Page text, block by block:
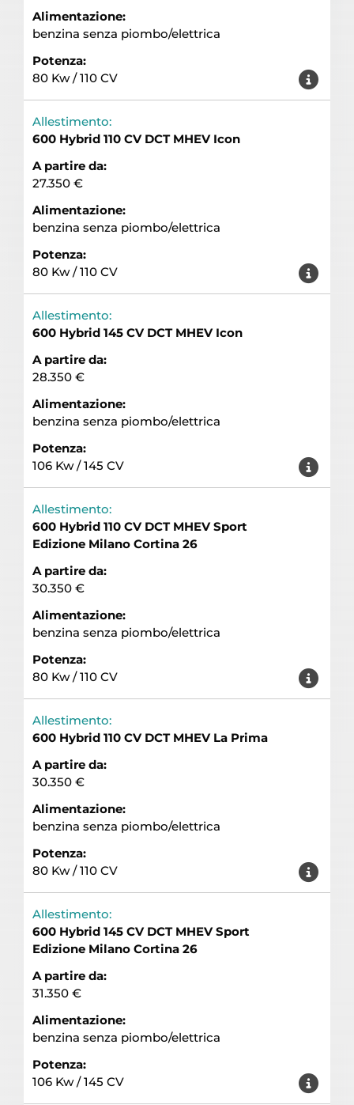
Alimentazione:
benzina senza piombo/elettrica
Potenza:
80 Kw / 110 CV
Allestimento:
600 Hybrid 110 CV DCT MHEV Icon
A partire da:
27.350 €
Alimentazione:
benzina senza piombo/elettrica
Potenza:
80 Kw / 110 CV
Allestimento:
600 Hybrid 145 CV DCT MHEV Icon
A partire da:
28.350 €
Alimentazione:
benzina senza piombo/elettrica
Potenza:
106 Kw / 145 CV
Allestimento:
600 Hybrid 110 CV DCT MHEV Sport
Edizione Milano Cortina 26
A partire da:
30.350 €
Alimentazione:
benzina senza piombo/elettrica
Potenza:
80 Kw / 110 CV
Allestimento:
600 Hybrid 110 CV DCT MHEV La Prima
A partire da:
30.350 €
Alimentazione:
benzina senza piombo/elettrica
Potenza:
80 Kw / 110 CV
Allestimento:
600 Hybrid 145 CV DCT MHEV Sport
Edizione Milano Cortina 26
A partire da:
31.350 €
Alimentazione:
benzina senza piombo/elettrica
Potenza:
106 Kw / 145 CV